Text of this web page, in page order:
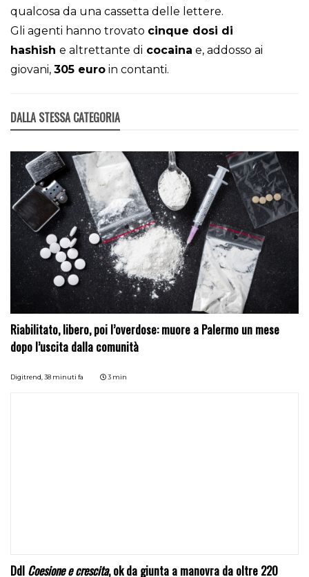
qualcosa da una cassetta delle lettere.
Gli agenti hanno trovato cinque dosi di
hashish e altrettante di cocaina e, addosso ai
giovani, 305 euro in contanti.
DALLA STESSA CATEGORIA
Riabilitato, libero, poi l’overdose: muore a Palermo un mese
dopo l’uscita dalla comunità
Digitrend,38 minuti fa 3 min
Ddl Coesione e crescita, ok da giunta a manovra da oltre 220